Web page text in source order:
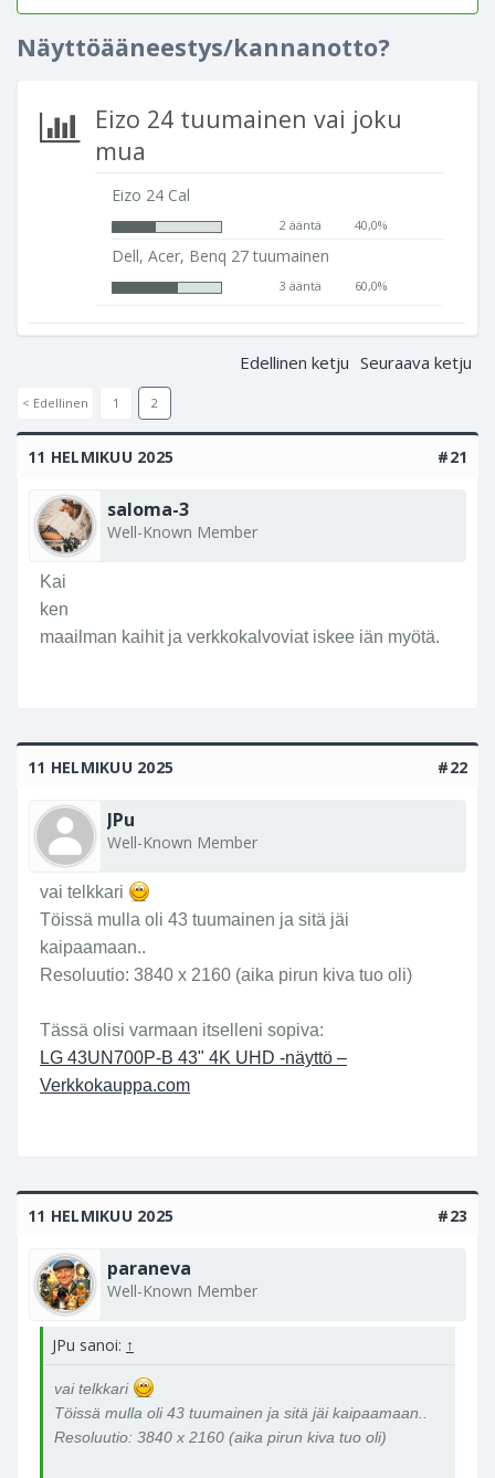
Näyttöääneestys/kannanotto?
Eizo 24 tuumainen vai joku
mua
Eizo 24 Cal
2 ääntä 40,0%
Dell, Acer, Benq 27 tuumainen
3 ääntä 60,0%
Edellinen ketju Seuraava ketju
< Edellinen 1 2
11 HELMIKUU 2025 #21
saloma-3
Well-Known Member
Kai
ken
maailman kaihit ja verkkokalvoviat iskee iän myötä.
11 HELMIKUU 2025 #22
JPu
Well-Known Member
vai telkkari
Töissä mulla oli 43 tuumainen ja sitä jäi
kaipaamaan..
Resoluutio: 3840 x 2160 (aika pirun kiva tuo oli)
Tässä olisi varmaan itselleni sopiva:
LG 43UN700P-B 43" 4K UHD -näyttö –
Verkkokauppa.com
11 HELMIKUU 2025 #23
paraneva
Well-Known Member
JPu sanoi: ↑
vai telkkari
Töissä mulla oli 43 tuumainen ja sitä jäi kaipaamaan..
Resoluutio: 3840 x 2160 (aika pirun kiva tuo oli)